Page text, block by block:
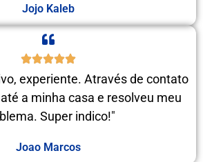
Jojo Kaleb
experiente. Através de contato
a minha casa e resolveu meu
Super indico!"
Joao Marcos